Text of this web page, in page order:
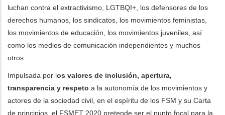
luchan contra el extractivismo, LGTBQI+, los defensores de los
derechos humanos, los sindicatos, los movimientos feministas,
los movimientos de educación, los movimientos juveniles, así
como los medios de comunicación independientes y muchos
otros...
Impulsada por los valores de inclusión, apertura,
transparencia y respeto a la autonomía de los movimientos y
actores de la sociedad civil, en el espíritu de los FSM y su Carta
de principios, el FSMET 2020 pretende ser el punto focal para la